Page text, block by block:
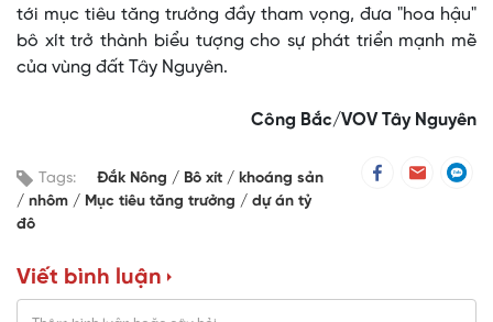
tới mục tiêu tăng trưởng đầy tham vọng, đưa "hoa hậu"
bô xít trở thành biểu tượng cho sự phát triển mạnh mẽ
của vùng đất Tây Nguyên.
Công Bắc/VOV Tây Nguyên
Tags: Đắk Nông Bô xít
khoáng sản
nhôm
Mục tiêu tăng trưởng
dự án tỷ
đô
Viết bình luận